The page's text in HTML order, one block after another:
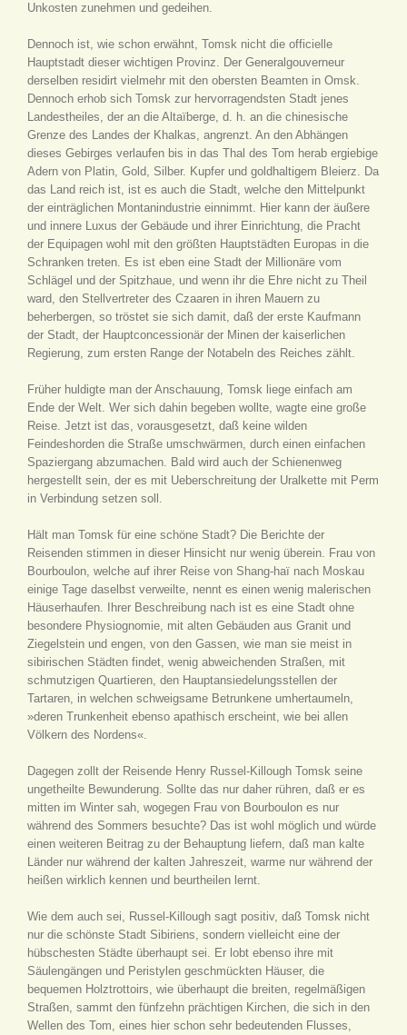
Unkosten zunehmen und gedeihen.
Dennoch ist, wie schon erwähnt, Tomsk nicht die officielle
Hauptstadt dieser wichtigen Provinz. Der Generalgouverneur
derselben residirt vielmehr mit den obersten Beamten in Omsk.
Dennoch erhob sich Tomsk zur hervorragendsten Stadt jenes
Landestheiles, der an die Altaïberge, d. h. an die chinesische
Grenze des Landes der Khalkas, angrenzt. An den Abhängen
dieses Gebirges verlaufen bis in das Thal des Tom herab ergiebige
Adern von Platin, Gold, Silber. Kupfer und goldhaltigem Bleierz. Da
das Land reich ist, ist es auch die Stadt, welche den Mittelpunkt
der einträglichen Montanindustrie einnimmt. Hier kann der äußere
und innere Luxus der Gebäude und ihrer Einrichtung, die Pracht
der Equipagen wohl mit den größten Hauptstädten Europas in die
Schranken treten. Es ist eben eine Stadt der Millionäre vom
Schlägel und der Spitzhaue, und wenn ihr die Ehre nicht zu Theil
ward, den Stellvertreter des Czaaren in ihren Mauern zu
beherbergen, so tröstet sie sich damit, daß der erste Kaufmann
der Stadt, der Hauptconcessionär der Minen der kaiserlichen
Regierung, zum ersten Range der Notabeln des Reiches zählt.
Früher huldigte man der Anschauung, Tomsk liege einfach am
Ende der Welt. Wer sich dahin begeben wollte, wagte eine große
Reise. Jetzt ist das, vorausgesetzt, daß keine wilden
Feindeshorden die Straße umschwärmen, durch einen einfachen
Spaziergang abzumachen. Bald wird auch der Schienenweg
hergestellt sein, der es mit Ueberschreitung der Uralkette mit Perm
in Verbindung setzen soll.
Hält man Tomsk für eine schöne Stadt? Die Berichte der
Reisenden stimmen in dieser Hinsicht nur wenig überein. Frau von
Bourboulon, welche auf ihrer Reise von Shang-haï nach Moskau
einige Tage daselbst verweilte, nennt es einen wenig malerischen
Häuserhaufen. Ihrer Beschreibung nach ist es eine Stadt ohne
besondere Physiognomie, mit alten Gebäuden aus Granit und
Ziegelstein und engen, von den Gassen, wie man sie meist in
sibirischen Städten findet, wenig abweichenden Straßen, mit
schmutzigen Quartieren, den Hauptansiedelungsstellen der
Tartaren, in welchen schweigsame Betrunkene umhertaumeln,
»deren Trunkenheit ebenso apathisch erscheint, wie bei allen
Völkern des Nordens«.
Dagegen zollt der Reisende Henry Russel-Killough Tomsk seine
ungetheilte Bewunderung. Sollte das nur daher rühren, daß er es
mitten im Winter sah, wogegen Frau von Bourboulon es nur
während des Sommers besuchte? Das ist wohl möglich und würde
einen weiteren Beitrag zu der Behauptung liefern, daß man kalte
Länder nur während der kalten Jahreszeit, warme nur während der
heißen wirklich kennen und beurtheilen lernt.
Wie dem auch sei, Russel-Killough sagt positiv, daß Tomsk nicht
nur die schönste Stadt Sibiriens, sondern vielleicht eine der
hübschesten Städte überhaupt sei. Er lobt ebenso ihre mit
Säulengängen und Peristylen geschmückten Häuser, die
bequemen Holztrottoirs, wie überhaupt die breiten, regelmäßigen
Straßen, sammt den fünfzehn prächtigen Kirchen, die sich in den
Wellen des Tom, eines hier schon sehr bedeutenden Flusses,